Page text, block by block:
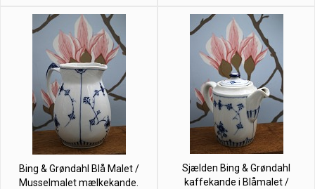
Bing & Grøndahl Blå Malet /
Musselmalet mælkekande.
Sjælden Bing & Grøndahl
kaffekande i Blåmalet /